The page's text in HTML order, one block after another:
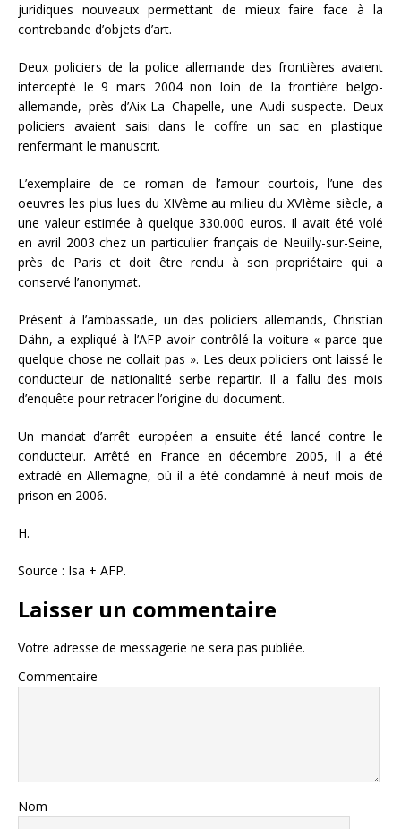
juridiques nouveaux permettant de mieux faire face à la
contrebande d’objets d’art.
Deux policiers de la police allemande des frontières avaient
intercepté le 9 mars 2004 non loin de la frontière belgo-
allemande, près d’Aix-La Chapelle, une Audi suspecte. Deux
policiers avaient saisi dans le coffre un sac en plastique
renfermant le manuscrit.
L’exemplaire de ce roman de l’amour courtois, l’une des
oeuvres les plus lues du XIVème au milieu du XVIème siècle, a
une valeur estimée à quelque 330.000 euros. Il avait été volé
en avril 2003 chez un particulier français de Neuilly-sur-Seine,
près de Paris et doit être rendu à son propriétaire qui a
conservé l’anonymat.
Présent à l’ambassade, un des policiers allemands, Christian
Dähn, a expliqué à l’AFP avoir contrôlé la voiture « parce que
quelque chose ne collait pas ». Les deux policiers ont laissé le
conducteur de nationalité serbe repartir. Il a fallu des mois
d’enquête pour retracer l’origine du document.
Un mandat d’arrêt européen a ensuite été lancé contre le
conducteur. Arrêté en France en décembre 2005, il a été
extradé en Allemagne, où il a été condamné à neuf mois de
prison en 2006.
H.
Source : Isa + AFP.
Laisser un commentaire
Votre adresse de messagerie ne sera pas publiée.
Commentaire
Nom